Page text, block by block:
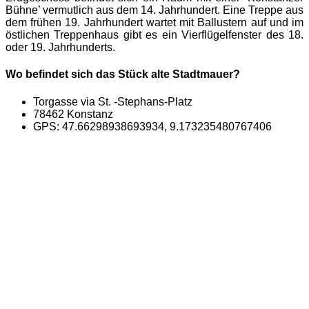
Bühne’ vermutlich aus dem 14. Jahrhundert. Eine Treppe aus
dem frühen 19. Jahrhundert wartet mit Ballustern auf und im
östlichen Treppenhaus gibt es ein Vierflügelfenster des 18.
oder 19. Jahrhunderts.
Wo befindet sich das Stück alte Stadtmauer?
Torgasse via St. -Stephans-Platz
78462 Konstanz
GPS: 47.66298938693934, 9.173235480767406